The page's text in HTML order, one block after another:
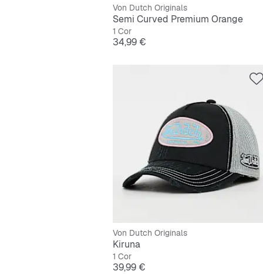
Von Dutch Originals
Semi Curved Premium Orange
1 Cor
Preço
34,99 €
Von Dutch Originals
Kiruna
1 Cor
Preço
39,99 €